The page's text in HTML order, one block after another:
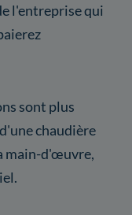
l'entreprise qui
sont plus
chaudière
main-d'œuvre,